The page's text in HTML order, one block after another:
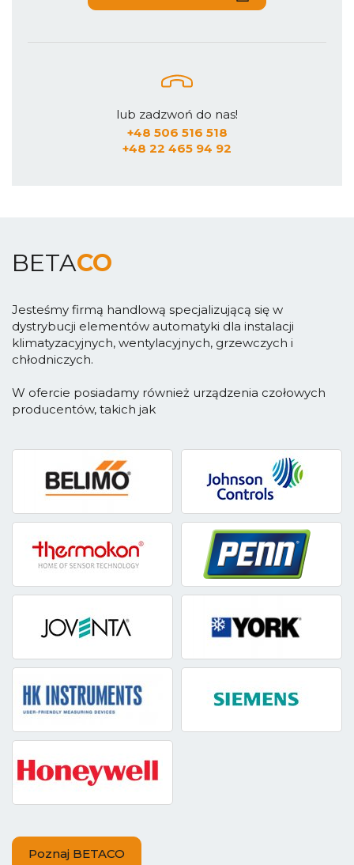
lub zadzwoń do nas!
+48 506 516 518
+48 22 465 94 92
BETACO
Jesteśmy firmą handlową specjalizującą się w
dystrybucji elementów automatyki dla instalacji
klimatyzacyjnych, wentylacyjnych, grzewczych i
chłodniczych.
W ofercie posiadamy również urządzenia czołowych
producentów, takich jak
Poznaj BETACO